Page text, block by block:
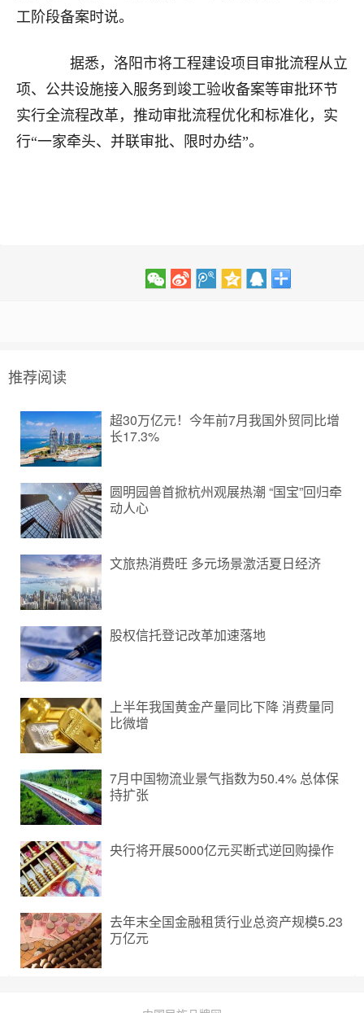
工阶段备案时说。
据悉，洛阳市将工程建设项目审批流程从立
项、公共设施接入服务到竣工验收备案等审批环节
实行全流程改革，推动审批流程优化和标准化，实
行“一家牵头、并联审批、限时办结”。
推荐阅读
超30万亿元！今年前7月我国外贸同比增
长17.3%
圆明园兽首掀杭州观展热潮 “国宝”回归牵
动人心
文旅热消费旺 多元场景激活夏日经济
股权信托登记改革加速落地
上半年我国黄金产量同比下降 消费量同
比微增
7月中国物流业景气指数为50.4% 总体保
持扩张
央行将开展5000亿元买断式逆回购操作
去年末全国金融租赁行业总资产规模5.23
万亿元